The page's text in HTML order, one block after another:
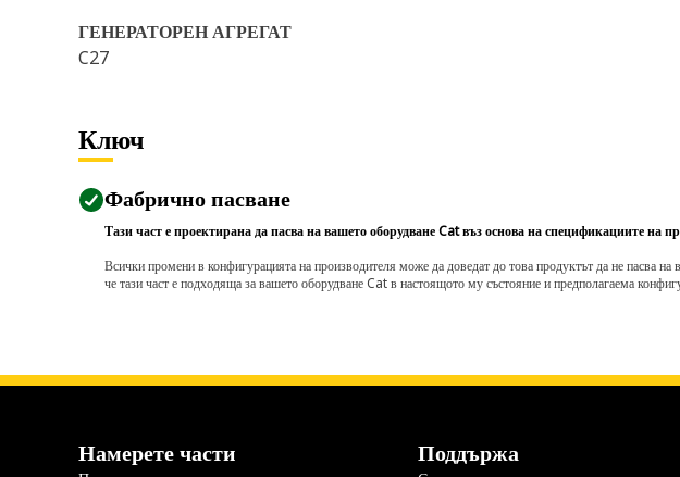
ГЕНЕРАТОРЕН АГРЕГАТ
C27
Ключ
Фабрично пасване
Тази част е проектирана да пасва на вашето оборудване Cat въз основа на спецификациите на
Всички промени в конфигурацията на производителя може да доведат до това продуктът да не пасва
че тази част е подходяща за вашето оборудване Cat в настоящото му състояние и предполагаема
Намерете части Поддържа